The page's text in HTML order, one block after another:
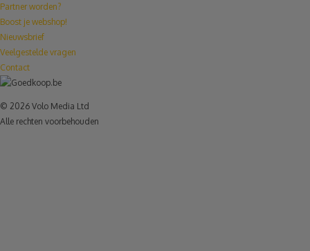
Partner worden?
Boost je webshop!
Nieuwsbrief
Veelgestelde vragen
Contact
© 2026 Volo Media Ltd
Alle rechten voorbehouden